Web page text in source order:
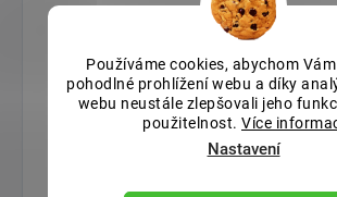
Používáme cookies, abychom
pohodlné prohlížení webu a díky
webu neustále zlepšovali jeho
použitelnost. Více
Nastavení
Saffron Hot Chocolate– kombinujte s
Topping na dezerty– panna cotta,
jogurt.
– jako náhrada za část tekuté